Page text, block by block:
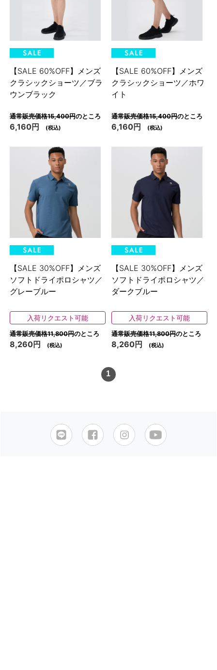
【SALE 60%OFF】メンズ
クラシックショーツ／ブラ
ウンブラック
通常販売価格15,400円のところ
6,160円 (税込)
【SALE 60%OFF】メンズ
クラシックショーツ／ホワ
イト
通常販売価格15,400円のところ
6,160円 (税込)
【SALE 30%OFF】メンズ
ソフトドライポロシャツ／
グレーブルー
入荷リクエスト可能
通常販売価格11,800円のところ
8,260円 (税込)
【SALE 30%OFF】メンズ
ソフトドライポロシャツ／
ダークブルー
入荷リクエスト可能
通常販売価格11,800円のところ
8,260円 (税込)
1